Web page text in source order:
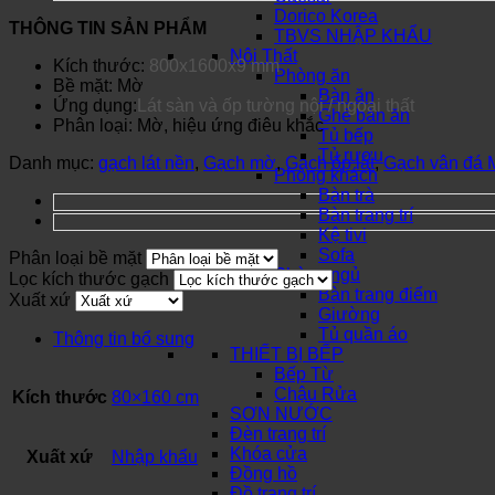
Dorico Korea
TBVS NHẬP KHẨU
Nội Thất
Phòng ăn
Bàn ăn
Ghế bàn ăn
Tủ bếp
Tủ rượu
Phòng khách
Bàn trà
Bàn trang trí
Kệ tivi
Sofa
Phòng ngủ
Bàn trang điểm
Giường
Tủ quần áo
THIẾT BỊ BẾP
Bếp Từ
Chậu Rửa
SƠN NƯỚC
Đèn trang trí
Khóa cửa
Đồng hồ
THÔNG TIN SẢN PHẨM
Kích thước: 800x1600x9 mm
Bề mặt: Mờ
Ứng dụng: Lát sàn và ốp tường nội / ngoại thất
Phân loại: Mờ, hiệu ứng điêu khắc
Danh mục: gạch lát nền, Gạch mờ, Gạch ốp lát,Gạch vân đá
Phân loại bề mặt
Lọc kích thước gạch
Xuất xứ
Thông tin bổ sung
Kích thước 80×160 cm
Xuất xứ Nhập khẩu